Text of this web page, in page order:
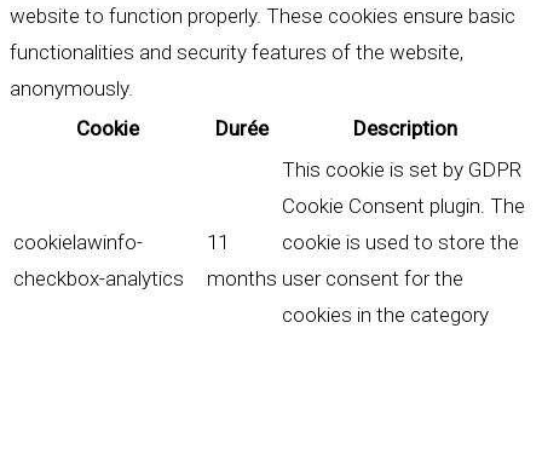
website to function properly. These cookies ensure basic
functionalities and security features of the website,
anonymously.
Cookie
Durée Description
cookielawinfo-
checkbox-analytics
11
months
This cookie is set by GDPR
Cookie Consent plugin. The
cookie is used to store the
user consent for the
cookies in the category